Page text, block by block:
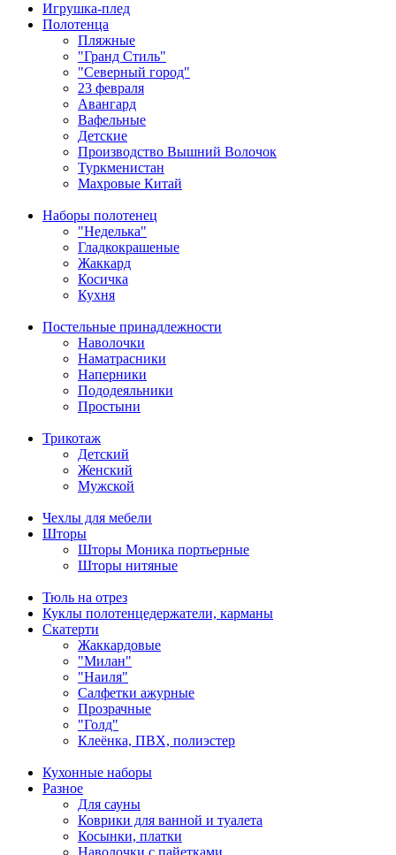
Игрушка-плед
Полотенца
Пляжные
"Гранд Стиль"
"Северный город"
23 февраля
Авангард
Вафельные
Детские
Производство Вышний Волочок
Туркменистан
Махровые Китай
Наборы полотенец
"Неделька"
Гладкокрашеные
Жаккард
Косичка
Кухня
Постельные принадлежности
Наволочки
Наматрасники
Наперники
Пододеяльники
Простыни
Трикотаж
Детский
Женский
Мужской
Чехлы для мебели
Шторы
Шторы Моника портьерные
Шторы нитяные
Тюль на отрез
Куклы полотенцедержатели, карманы
Скатерти
Жаккардовые
"Милан"
"Наиля"
Салфетки ажурные
Прозрачные
"Голд"
Клеёнка, ПВХ, полиэстер
Кухонные наборы
Разное
Для сауны
Коврики для ванной и туалета
Косынки, платки
Наволочки с пайетками